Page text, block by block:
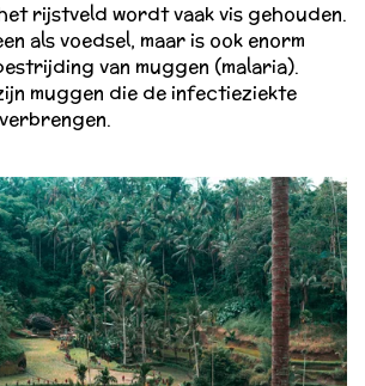
rijstveld wordt vaak vis gehouden.
als voedsel, maar is ook enorm
van muggen (malaria).
muggen die de infectieziekte